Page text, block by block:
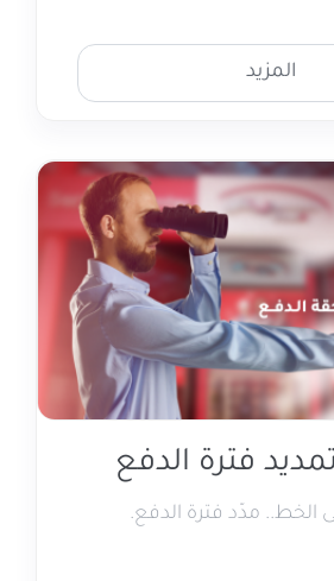
المزيد
فترة الدفع
الخط.. مدّد فترة الدفع.